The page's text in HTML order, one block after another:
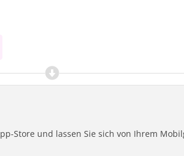
Store und lassen Sie sich von Ihrem